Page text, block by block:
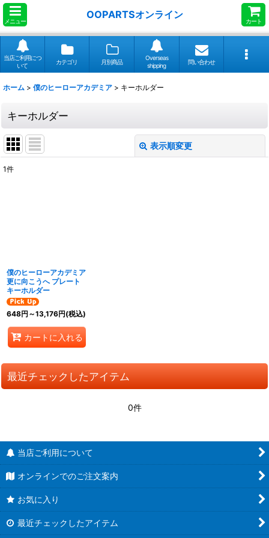
メニュー
OOPARTSオンライン
カート
当店ご利用につ
いて
カテゴリ 月別商品
Overseas
shipping
問い合わせ
ホーム > 僕のヒーローアカデミア > キーホルダー
キーホルダー
表示順変更
1件
僕のヒーローアカデミア
更に向こうへ プレート
キーホルダー
648円 ～13,176円(税込)
カートに入れる
最近チェックしたアイテム
0件
当店ご利用について
オンラインでのご注文案内
お気に入り
最近チェックしたアイテム